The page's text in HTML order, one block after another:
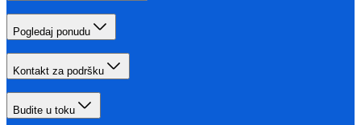
Pogledaj ponudu
Kontakt za podršku
Budite u toku